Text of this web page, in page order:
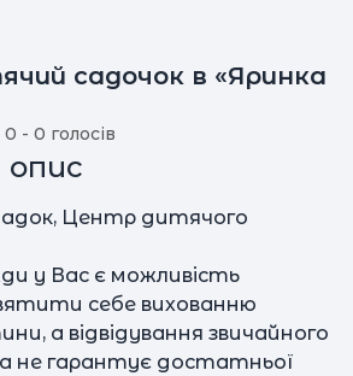
садочок в «Яринка
- 0 голосів
опис
Центр дитячого
у Вас є можливість
себе вихованню
а відвідування звичайного
не гарантує достатньої